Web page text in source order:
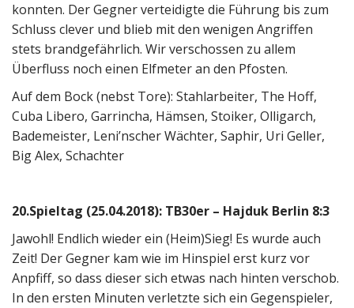
konnten. Der Gegner verteidigte die Führung bis zum
Schluss clever und blieb mit den wenigen Angriffen
stets brandgefährlich. Wir verschossen zu allem
Überfluss noch einen Elfmeter an den Pfosten.
Auf dem Bock (nebst Tore): Stahlarbeiter, The Hoff,
Cuba Libero, Garrincha, Hämsen, Stoiker, Olligarch,
Bademeister, Leni’nscher Wächter, Saphir, Uri Geller,
Big Alex, Schachter
20.Spieltag (25.04.2018): TB30er – Hajduk Berlin 8:3
Jawohl! Endlich wieder ein (Heim)Sieg! Es wurde auch
Zeit! Der Gegner kam wie im Hinspiel erst kurz vor
Anpfiff, so dass dieser sich etwas nach hinten verschob.
In den ersten Minuten verletzte sich ein Gegenspieler,